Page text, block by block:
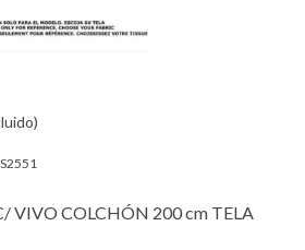
VIVO COLCHÓN 200 cm TELA